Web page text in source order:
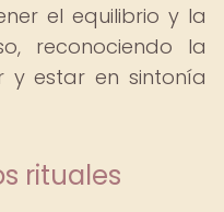
el equilibrio y la
reconociendo la
y estar en sintonía
rituales